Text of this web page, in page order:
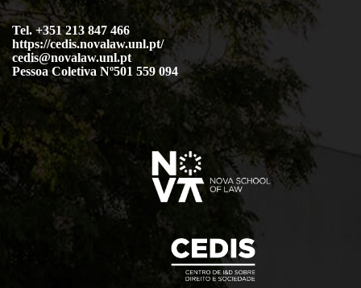
Tel. +351 213 847 466
https://cedis.novalaw.unl.pt/
cedis@novalaw.unl.pt
Pessoa Coletiva Nº501 559 094